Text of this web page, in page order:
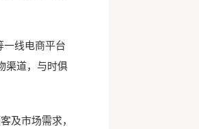
线电商平台
渠道，与时俱
及市场需求，